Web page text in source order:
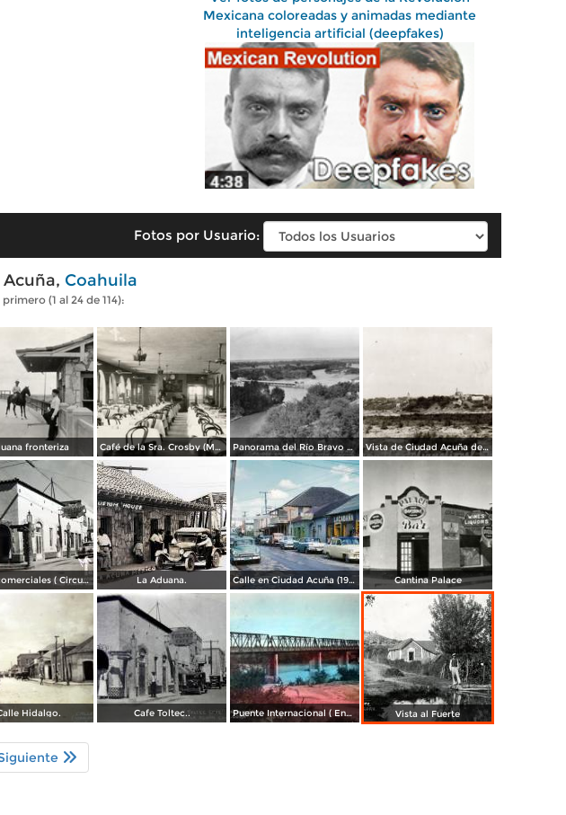
Mexicana coloreadas y animadas mediante
inteligencia artificial (deepfakes)
Fotos por Usuario:
Coahuila
(1 al 24 de 114):
fronteriza Café de la Sra. Crosby (Mrs. Crosby´s Café) Panorama del Río Bravo y puente internacional Vista de Ciudad Acuña desde el puente internacional a Eagle Pass, Texas
Casas comerciales ( Circulada el 27 de Diciembre de 1959 ). La Aduana. Calle en Ciudad Acuña (1956) Cantina Palace
Hidalgo. Cafe Toltec.. Puente Internacional ( Enviada el 4 de Mayo de 1945 ). Vista al Fuerte